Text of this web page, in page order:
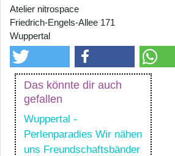
Atelier nitrospace
Friedrich-Engels-Allee 171
Wuppertal
Das könnte dir auch
gefallen
Wuppertal -
Perlenparadies Wir nähen
uns Freundschaftsbänder